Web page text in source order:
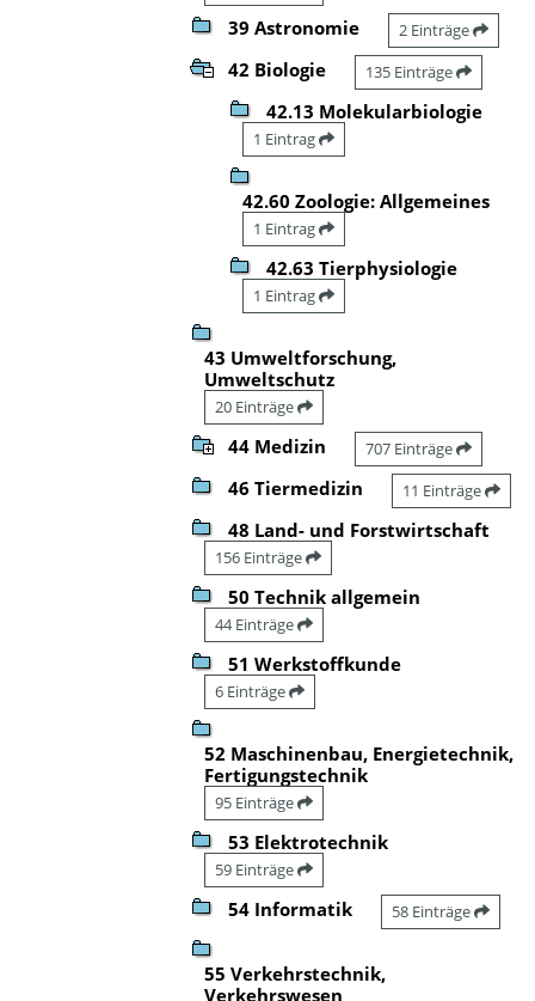
39 Astronomie 2 Einträge
42 Biologie 135 Einträge
42.13 Molekularbiologie
1 Eintrag
42.60 Zoologie: Allgemeines
1 Eintrag
42.63 Tierphysiologie
1 Eintrag
43 Umweltforschung,
Umweltschutz
20 Einträge
44 Medizin 707 Einträge
46 Tiermedizin 11 Einträge
48 Land- und Forstwirtschaft
156 Einträge
50 Technik allgemein
44 Einträge
51 Werkstoffkunde
6 Einträge
52 Maschinenbau, Energietechnik,
Fertigungstechnik
95 Einträge
53 Elektrotechnik
59 Einträge
54 Informatik 58 Einträge
55 Verkehrstechnik,
Verkehrswesen